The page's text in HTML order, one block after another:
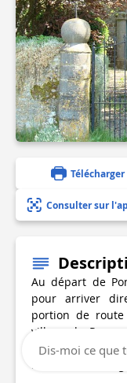
Télécharger
Consulter sur
Au départ de
pour arriver
portion de
village de
détour de
retourne au
Dis-moi ce que